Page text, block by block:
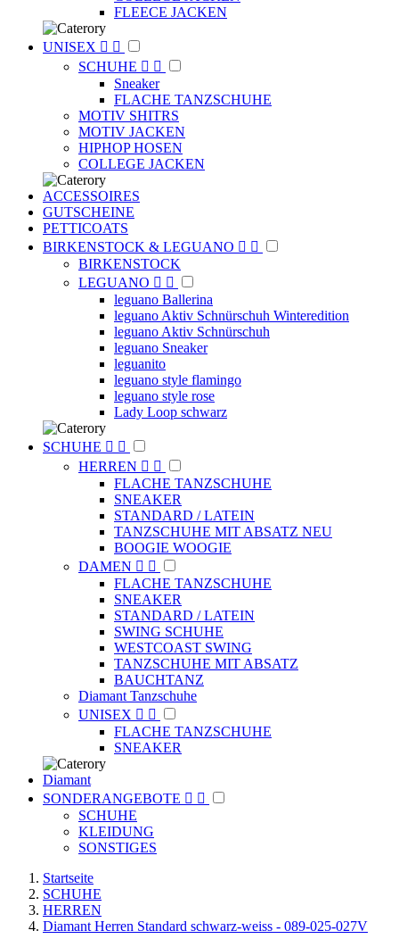
FLEECE JACKEN
UNISEX  
SCHUHE  
Sneaker
FLACHE TANZSCHUHE
MOTIV SHITRS
MOTIV JACKEN
HIPHOP HOSEN
COLLEGE JACKEN
ACCESSOIRES
GUTSCHEINE
PETTICOATS
BIRKENSTOCK & LEGUANO  
BIRKENSTOCK
LEGUANO  
leguano Ballerina
leguano Aktiv Schnürschuh Winteredition
leguano Aktiv Schnürschuh
leguano Sneaker
leguanito
leguano style flamingo
leguano style rose
Lady Loop schwarz
SCHUHE  
HERREN  
FLACHE TANZSCHUHE
SNEAKER
STANDARD / LATEIN
TANZSCHUHE MIT ABSATZ NEU
BOOGIE WOOGIE
DAMEN  
FLACHE TANZSCHUHE
SNEAKER
STANDARD / LATEIN
SWING SCHUHE
WESTCOAST SWING
TANZSCHUHE MIT ABSATZ
BAUCHTANZ
Diamant Tanzschuhe
UNISEX  
FLACHE TANZSCHUHE
SNEAKER
Diamant
SONDERANGEBOTE  
SCHUHE
KLEIDUNG
SONSTIGES
Startseite
SCHUHE
HERREN
Diamant Herren Standard schwarz-weiss - 089-025-027V